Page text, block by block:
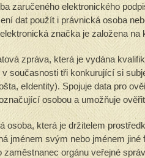
zaručeného elektronického
dat použít i právnická osoba
značka je založena na
zpráva, která je vydána
současnosti tři konkurující si
eIdentity). Spojuje data pro
osobou a umožňuje
osoba, která je držitelem
jménem svým nebo jménem
zaměstnanec orgánu veřejné